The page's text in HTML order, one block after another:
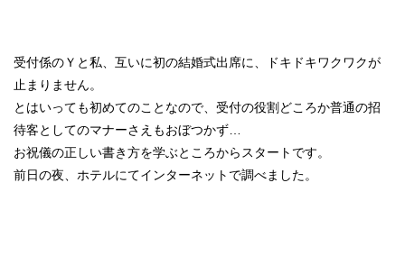
受付係のＹと私、互いに初の結婚式出席に、ドキドキワクワクが
止まりません。
とはいっても初めてのことなので、受付の役割どころか普通の招
待客としてのマナーさえもおぼつかず…
お祝儀の正しい書き方を学ぶところからスタートです。
前日の夜、ホテルにてインターネットで調べました。